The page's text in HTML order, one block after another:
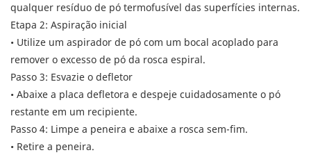
qualquer resíduo de pó termofusível das superfícies internas.
Etapa 2: Aspiração inicial
• Utilize um aspirador de pó com um bocal acoplado para
remover o excesso de pó da rosca espiral.
Passo 3: Esvazie o defletor
• Abaixe a placa defletora e despeje cuidadosamente o pó
restante em um recipiente.
Passo 4: Limpe a peneira e abaixe a rosca sem-fim.
• Retire a peneira.